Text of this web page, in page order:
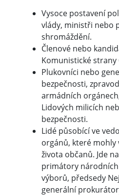
Vysoce postavení
vlády, ministři nebo
shromáždění.
Členové nebo
Komunistické strany
Plukovníci nebo
bezpečnosti,
armádních
Lidových milicích
bezpečnosti.
Lidé působící ve
orgánů, které mohly
života občanů. Jde
primátory
výborů, předsedy
generální